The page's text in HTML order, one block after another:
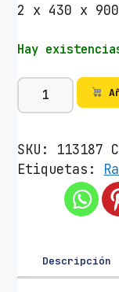
2 x 430 x
Hay
A
l
o
m
a
SKU: 113187
Etiquetas:
Descripción